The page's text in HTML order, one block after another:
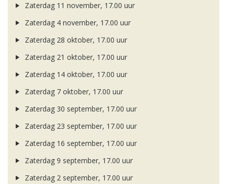
Zaterdag 11 november, 17.00 uur
Zaterdag 4 november, 17.00 uur
Zaterdag 28 oktober, 17.00 uur
Zaterdag 21 oktober, 17.00 uur
Zaterdag 14 oktober, 17.00 uur
Zaterdag 7 oktober, 17.00 uur
Zaterdag 30 september, 17.00 uur
Zaterdag 23 september, 17.00 uur
Zaterdag 16 september, 17.00 uur
Zaterdag 9 september, 17.00 uur
Zaterdag 2 september, 17.00 uur